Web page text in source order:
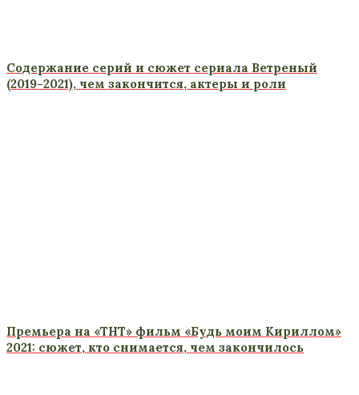
Содержание серий и сюжет сериала Ветреный
(2019-2021), чем закончится, актеры и роли
Премьера на «ТНТ» фильм «Будь моим Кириллом»
2021: сюжет, кто снимается, чем закончилось